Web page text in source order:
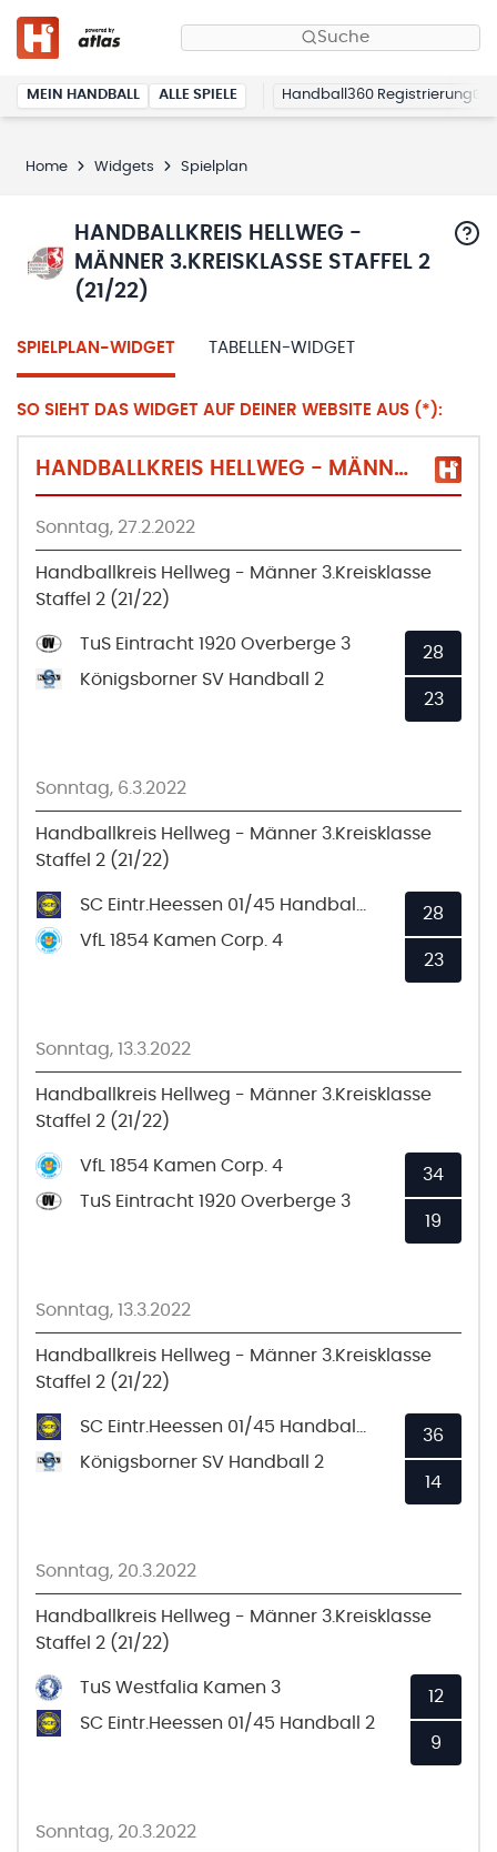
Suche
MEIN HANDBALL ALLE SPIELE Handball360 Registrierung
Home Widgets Spielplan
HANDBALLKREIS HELLWEG -
MÄNNER 3.KREISKLASSE STAFFEL 2
(21/22)
SPIELPLAN-WIDGET TABELLEN-WIDGET
SO SIEHT DAS WIDGET AUF DEINER WEBSITE AUS (*):
HANDBALLKREIS HELLWEG - MÄNNER 3.KREISKLASSE STAFFEL 2 (21/22)
Sonntag, 27.2.2022
Handballkreis Hellweg - Männer 3.Kreisklasse
Staffel 2 (21/22)
TuS Eintracht 1920 Overberge 3
Königsborner SV Handball 2
28
23
Sonntag, 6.3.2022
Handballkreis Hellweg - Männer 3.Kreisklasse
Staffel 2 (21/22)
VfL 1854 Kamen Corp. 4
28
23
Sonntag, 13.3.2022
Handballkreis Hellweg - Männer 3.Kreisklasse
Staffel 2 (21/22)
VfL 1854 Kamen Corp. 4
TuS Eintracht 1920 Overberge 3
34
19
Sonntag, 13.3.2022
Handballkreis Hellweg - Männer 3.Kreisklasse
Staffel 2 (21/22)
Königsborner SV Handball 2
36
14
Sonntag, 20.3.2022
Handballkreis Hellweg - Männer 3.Kreisklasse
Staffel 2 (21/22)
TuS Westfalia Kamen 3
SC Eintr.Heessen 01/45 Handball 2
12
9
Sonntag, 20.3.2022